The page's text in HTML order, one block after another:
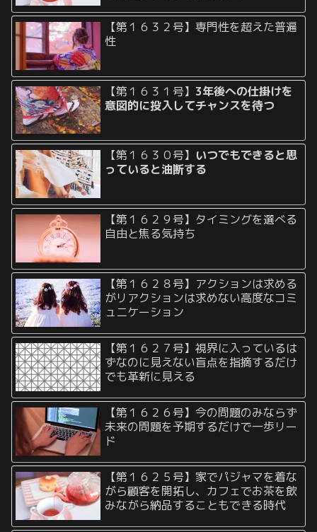
【第１６３２号】専門性を超えた普遍
性
【第１６３１号】 3年後への仕掛けを
意図的に投入してチャンスを待つ
【第１６３０号】 いつでもできると思
っていると油断する
【第１６２９号】タイミングを選べる
自由と焦る気持ち
【第１６２８号】アクションは求める
がリアクションは求めない高度なコミ
ュニケーション
【第１６２７号】視界に入っているは
ずなのに見えない盲点を指摘するだけ
でも革新に見える
【第１６２６号】今の問題のみならず
未来の問題を予期するだけで一歩リー
ド
【第１６２５号】家でパジャマを着な
がら顧客を開拓し、カフェでお茶を飲
みながら納品することもできる時代